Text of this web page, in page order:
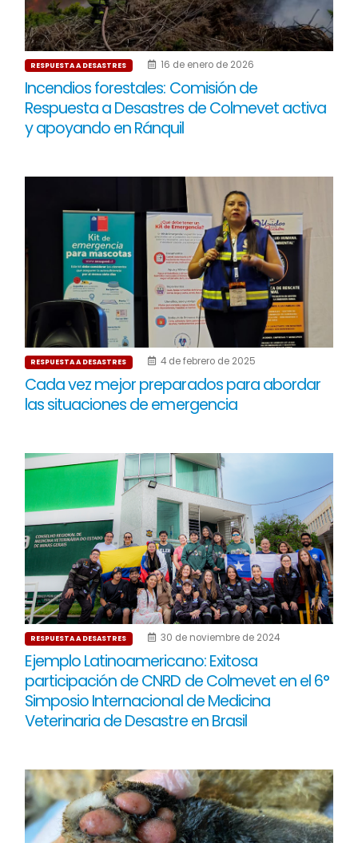
RESPUESTA A DESASTRES 16 de enero de 2026
Incendios forestales: Comisión de
Respuesta a Desastres de Colmevet activa
y apoyando en Ránquil
RESPUESTA A DESASTRES 4 de febrero de 2025
Cada vez mejor preparados para abordar
las situaciones de emergencia
RESPUESTA A DESASTRES 30 de noviembre de 2024
Ejemplo Latinoamericano: Exitosa
participación de CNRD de Colmevet en el 6°
Simposio Internacional de Medicina
Veterinaria de Desastre en Brasil